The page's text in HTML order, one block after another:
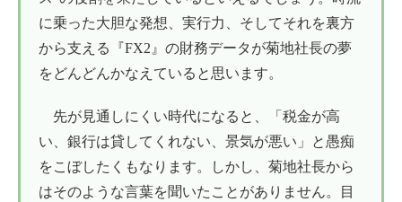
に乗った大胆な発想、実行力、そしてそれを裏方
から支える『FX2』の財務データが菊地社長の夢
をどんどんかなえていると思います。
先が見通しにくい時代になると、「税金が高
い、銀行は貸してくれない、景気が悪い」と愚痴
をこぼしたくもなります。しかし、菊地社長から
はそのような言葉を聞いたことがありません。目